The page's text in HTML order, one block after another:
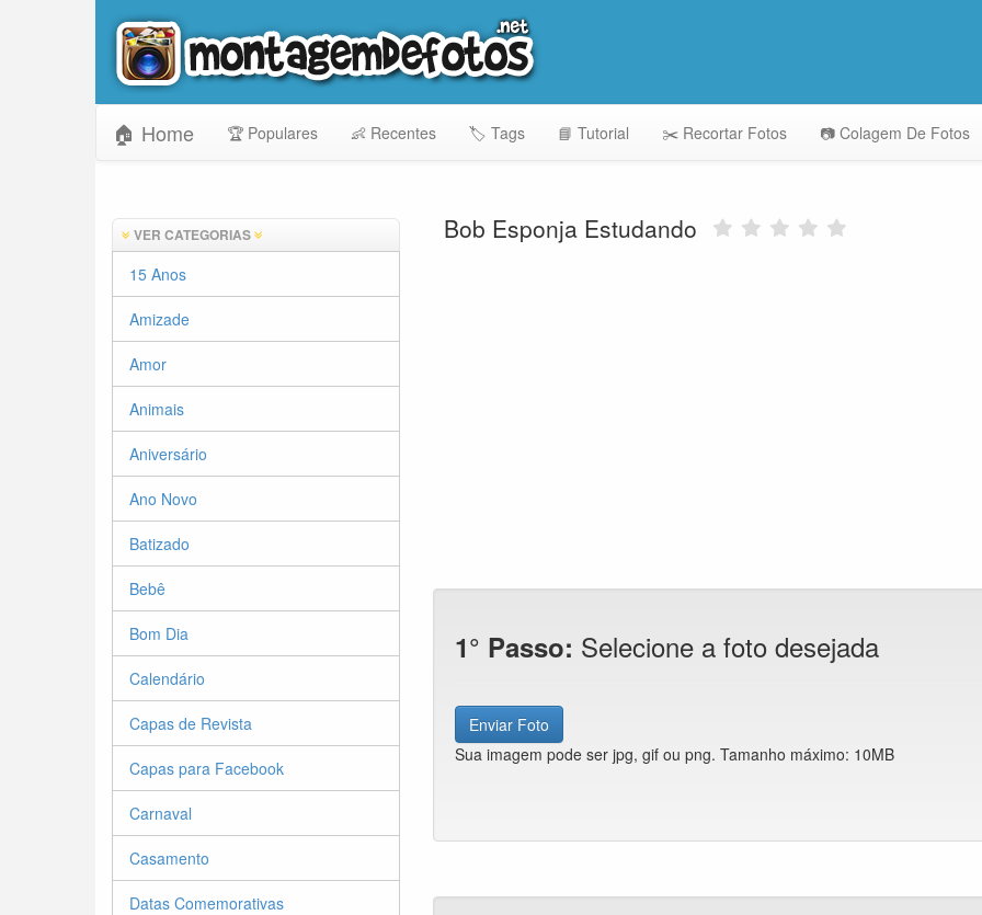
🏠 Home 🏆 Populares 👶 Recentes 🏷️ Tags 📘 Tutorial ✂️ Recortar Fotos 📷 Colagem De Fotos
VER CATEGORIAS
15 Anos
Amizade
Amor
Animais
Aniversário
Ano Novo
Batizado
Bebê
Bom Dia
Calendário
Capas de Revista
Capas para Facebook
Carnaval
Casamento
Datas Comemorativas
Bob Esponja Estudando
1° Passo: Selecione a foto desejada
Enviar Foto
Sua imagem pode ser jpg, gif ou png. Tamanho máximo: 10MB